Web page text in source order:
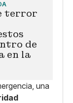
terror
de
en la
una